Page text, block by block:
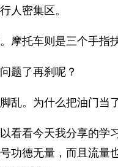
人密集区。
摩托车则是三个手指
题了再刹呢？
乱。为什么把油门当
看看今天我分享的
功德无量，而且流